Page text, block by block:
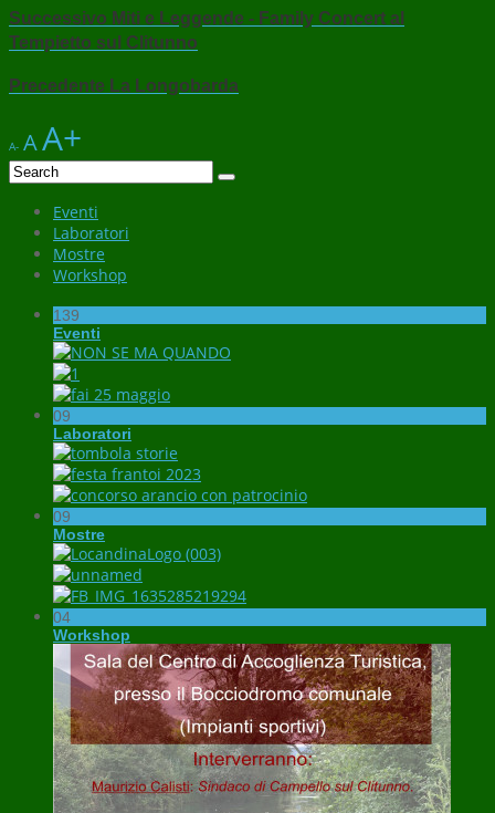
Successivo Miti e Leggende - Family Concert al
Tempietto sul Clitunno
Precedente La Longobarda
A- AA+
Eventi
Laboratori
Mostre
Workshop
139
Eventi
09
Laboratori
09
Mostre
04
Workshop